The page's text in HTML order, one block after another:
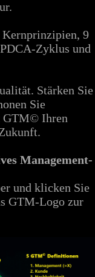
9
und
Stärken Sie
Sie
GTM© Ihren
Management-
und klicken Sie
GTM-Logo zur